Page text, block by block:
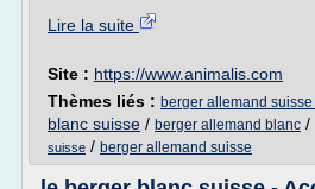
Lire la suite
Site : https://www.animalis.com
Thèmes liés : berger allemand
blanc suisse / berger allemand blanc /
suisse / berger allemand suisse